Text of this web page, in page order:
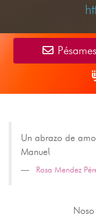
Pésames
Un abrazo de
Manuel
Rosa Mendez